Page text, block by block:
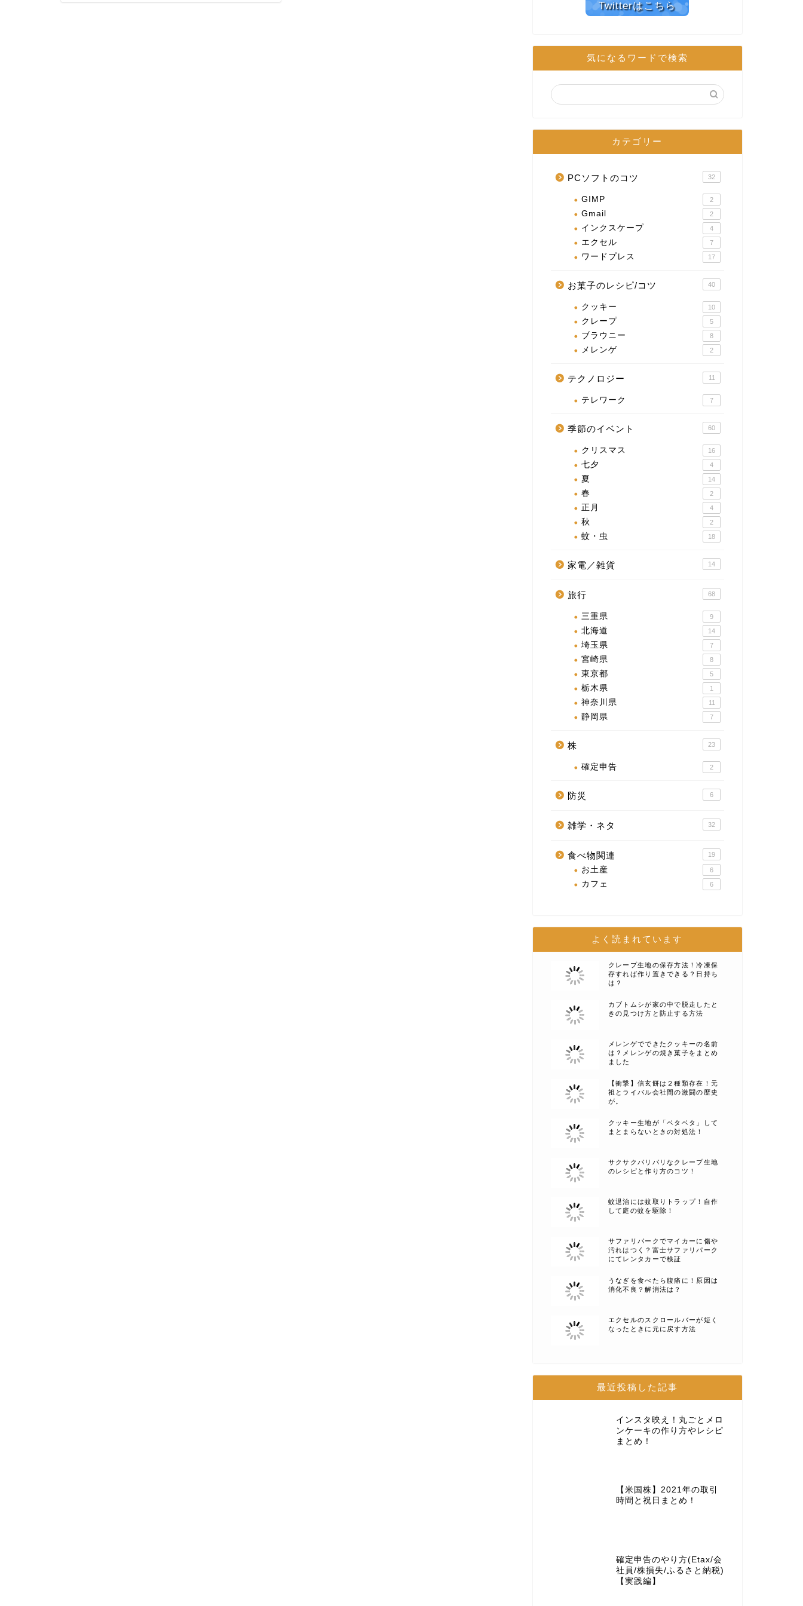
Twitterはこちら
気になるワードで検索
カテゴリー
PCソフトのコツ 32
GIMP 2
Gmail 2
インクスケープ 4
エクセル 7
ワードプレス 17
お菓子のレシピ/コツ 40
クッキー 10
クレープ 5
ブラウニー 8
メレンゲ 2
テクノロジー 11
テレワーク 7
季節のイベント 60
クリスマス 16
七夕 4
夏 14
春 2
正月 4
秋 2
蚊・虫 18
家電／雑貨 14
旅行 68
三重県 9
北海道 14
埼玉県 7
宮崎県 8
東京都 5
栃木県 1
神奈川県 11
静岡県 7
株 23
確定申告 2
防災 6
雑学・ネタ 32
食べ物関連 19
お土産 6
カフェ 6
よく読まれています
クレープ生地の保存方法！冷凍保
存すれば作り置きできる？日持ち
は？
カブトムシが家の中で脱走したと
きの見つけ方と防止する方法
メレンゲでできたクッキーの名前
は？メレンゲの焼き菓子をまとめ
ました
【衝撃】信玄餅は２種類存在！元
祖とライバル会社間の激闘の歴史
が。
クッキー生地が「ベタベタ」して
まとまらないときの対処法！
サクサクパリパリなクレープ生地
のレシピと作り方のコツ！
蚊退治には蚊取りトラップ！自作
して庭の蚊を駆除！
サファリパークでマイカーに傷や
汚れはつく？富士サファリパーク
にてレンタカーで検証
うなぎを食べたら腹痛に！原因は
消化不良？解消法は？
エクセルのスクロールバーが短く
なったときに元に戻す方法
最近投稿した記事
インスタ映え！丸ごとメロ
ンケーキの作り方やレシピ
まとめ！
【米国株】2021年の取引
時間と祝日まとめ！
確定申告のやり方(Etax/会
社員/株損失/ふるさと納税)
【実践編】